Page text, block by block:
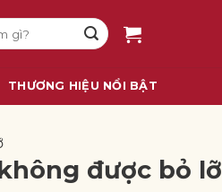
THƯƠNG HIỆU NỔI BẬT
được bỏ lỡ